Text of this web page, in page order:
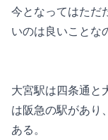
今となってはただ
いのは良いことな
大宮駅は四条通と
は阪急の駅があり
ある。